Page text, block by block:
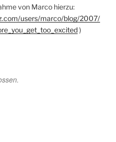
von Marco hierzu:
users/marco/blog/2007/
)